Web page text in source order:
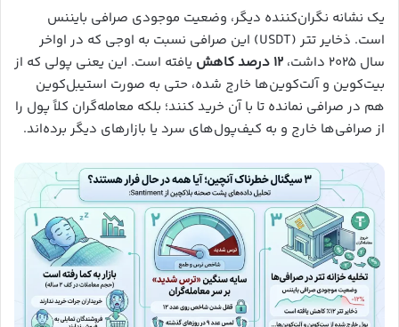
یک نشانه نگران‌کننده دیگر، وضعیت موجودی صرافی بایننس
است. ذخایر تتر (USDT) این صرافی نسبت به اوجی که در اواخر
سال ۲۰۲۵ داشت،
۱۲ درصد کاهش
یافته است. این یعنی پولی که از
بیت‌کوین و آلت‌کوین‌ها خارج شده، حتی به صورت استیبل‌کوین
هم در صرافی نمانده تا با آن خرید کنند؛ بلکه معامله‌گران کلاً پول را
از صرافی‌ها خارج و به کیف‌پول‌های سرد یا بازارهای دیگر برده‌اند.